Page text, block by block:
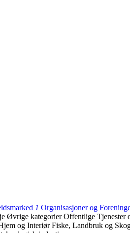
1 Organisasjoner og
Øvrige kategorierOffentlige Tjenester
og InteriørFiske, Landbruk og